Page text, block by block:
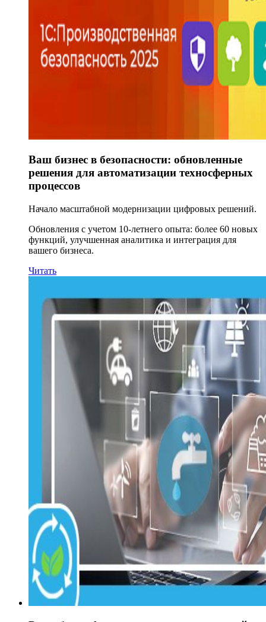
Ваш бизнес в безопасности: обновленные
решения для автоматизации техносферных
процессов
Начало масштабной модернизации цифровых решений.
Обновления с учетом 10-летнего опыта: более 60 новых
функций, улучшенная аналитика и интеграция для
вашего бизнеса.
Читать